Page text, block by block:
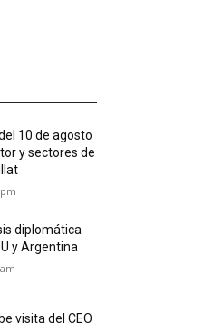
10 de agosto
y sectores de
diplomática
y Argentina
visita del CEO